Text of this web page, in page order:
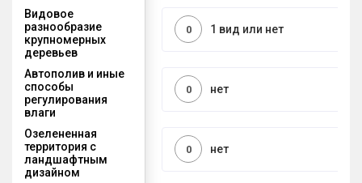
Видовое
разнообразие
крупномерных
деревьев
1 вид или нет
0
Автополив и иные
способы
регулирования
влаги
нет
0
Озелененная
территория с
ландшафтным
дизайном
нет
0